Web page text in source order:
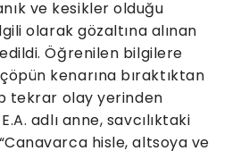
ve kesikler olduğu
olarak gözaltına alınan
Öğrenilen bilgilere
kenarına bıraktıktan
tekrar olay yerinden
adlı anne, savcılıktaki
hisle, altsoya ve